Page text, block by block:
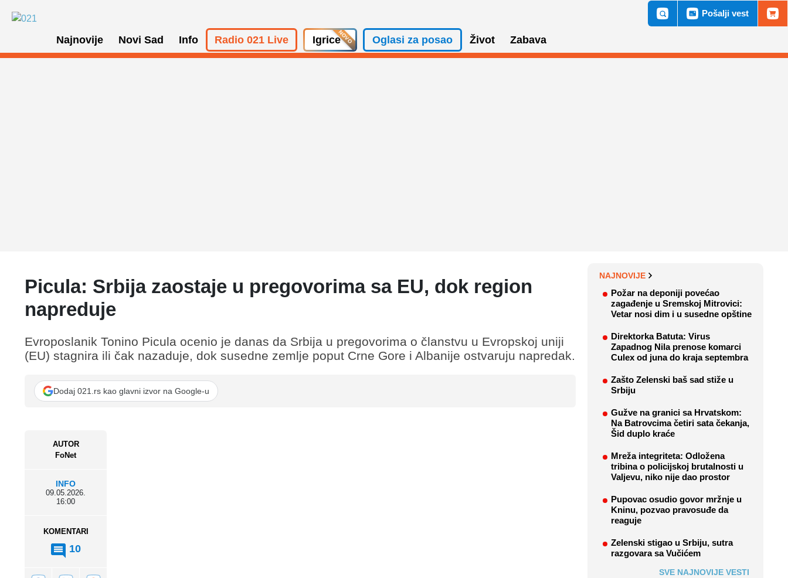
Najnovije Novi Sad Info Radio 021 Live Igrice Oglasi za posao Život Zabava
Pošalji vest
Picula: Srbija zaostaje u pregovorima sa EU, dok region
napreduje
AUTOR
FoNet
INFO
09.05.2026.
16:00
KOMENTARI
10
Evroposlanik Tonino Picula ocenio je danas da Srbija u pregovorima o članstvu u Evropskoj uniji
(EU) stagnira ili čak nazaduje, dok susedne zemlje poput Crne Gore i Albanije ostvaruju napredak.
Dodaj 021.rs kao glavni izvor na Google-u
NAJNOVIJE
Požar na deponiji povećao
zagađenje u Sremskoj Mitrovici:
Vetar nosi dim i u susedne opštine
Direktorka Batuta: Virus
Zapadnog Nila prenose komarci
Culex od juna do kraja septembra
Zašto Zelenski baš sad stiže u
Srbiju
Gužve na granici sa Hrvatskom:
Na Batrovcima četiri sata čekanja,
Šid duplo kraće
Mreža integriteta: Odložena
tribina o policijskoj brutalnosti u
Valjevu, niko nije dao prostor
Pupovac osudio govor mržnje u
Kninu, pozvao pravosuđe da
reaguje
Zelenski stigao u Srbiju, sutra
razgovara sa Vučićem
SVE NAJNOVIJE VESTI